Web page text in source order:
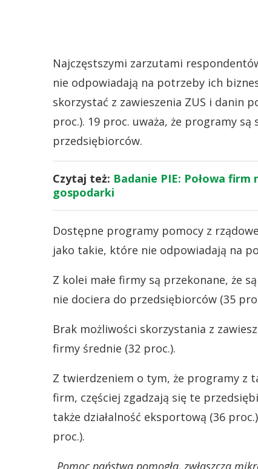
Najczęstszymi zarzutami
nie odpowiadają na potrzeby ich
skorzystać z zawieszenia ZUS i danin
proc.). 19 proc. uważa, że programy
przedsiębiorców.
Czytaj też: Badanie PIE: Połowa
gospodarki
Dostępne programy pomocy z
jako takie, które nie odpowiadają na
Z kolei małe firmy są przekonane, że
nie dociera do przedsiębiorców (35
Brak możliwości skorzystania z
firmy średnie (32 proc.).
Z twierdzeniem o tym, że programy z
firm, częściej zgadzają się te
także działalność eksportową (36
proc.).
„Pomoc państwa pomogła, zwłaszcza